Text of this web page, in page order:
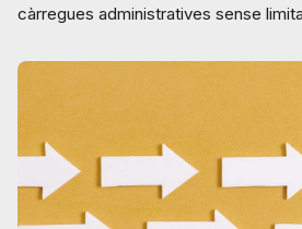
càrregues administratives sense